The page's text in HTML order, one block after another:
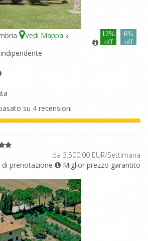
Vedi Mappa 3
12%
off
6%
off
su 4 recensioni
da 3.500,00 EUR/Settimana
prenotazione
Miglior prezzo garantito